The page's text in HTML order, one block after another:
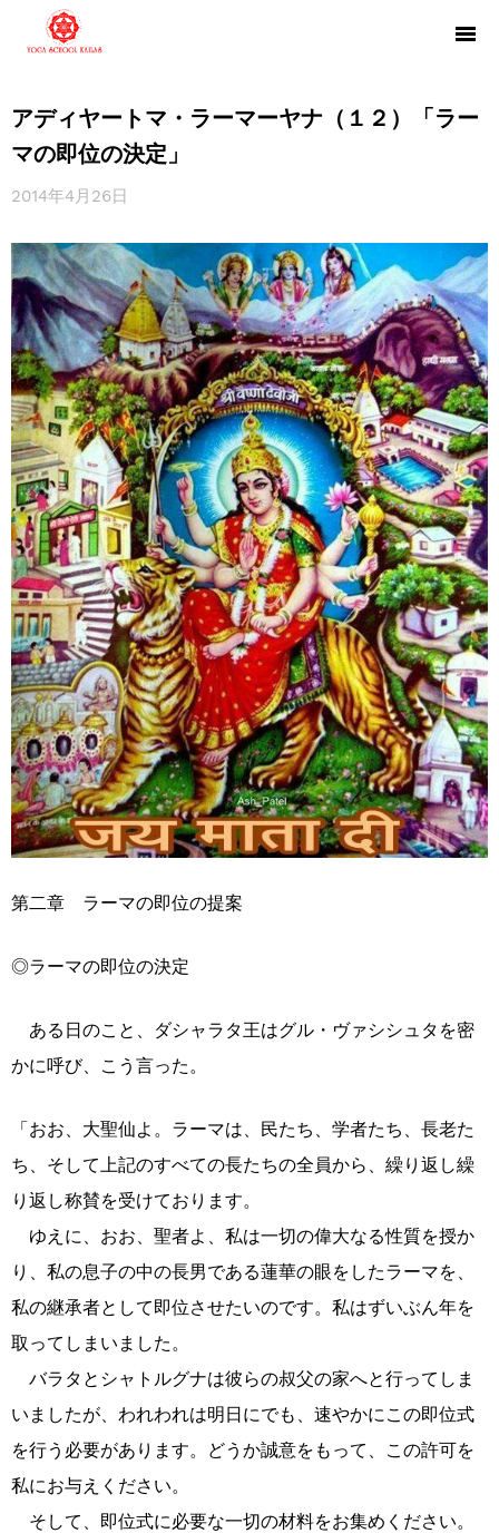
アディヤートマ・ラーマーヤナ（１２）「ラー
マの即位の決定」
2014年4月26日
第二章 ラーマの即位の提案
◎ラーマの即位の決定
ある日のこと、ダシャラタ王はグル・ヴァシシュタを密
かに呼び、こう言った。
「おお、大聖仙よ。ラーマは、民たち、学者たち、長老た
ち、そして上記のすべての長たちの全員から、繰り返し繰
り返し称賛を受けております。
ゆえに、おお、聖者よ、私は一切の偉大なる性質を授か
り、私の息子の中の長男である蓮華の眼をしたラーマを、
私の継承者として即位させたいのです。私はずいぶん年を
取ってしまいました。
バラタとシャトルグナは彼らの叔父の家へと行ってしま
いましたが、われわれは明日にでも、速やかにこの即位式
を行う必要があります。どうか誠意をもって、この許可を
私にお与えください。
そして、即位式に必要な一切の材料をお集めください。